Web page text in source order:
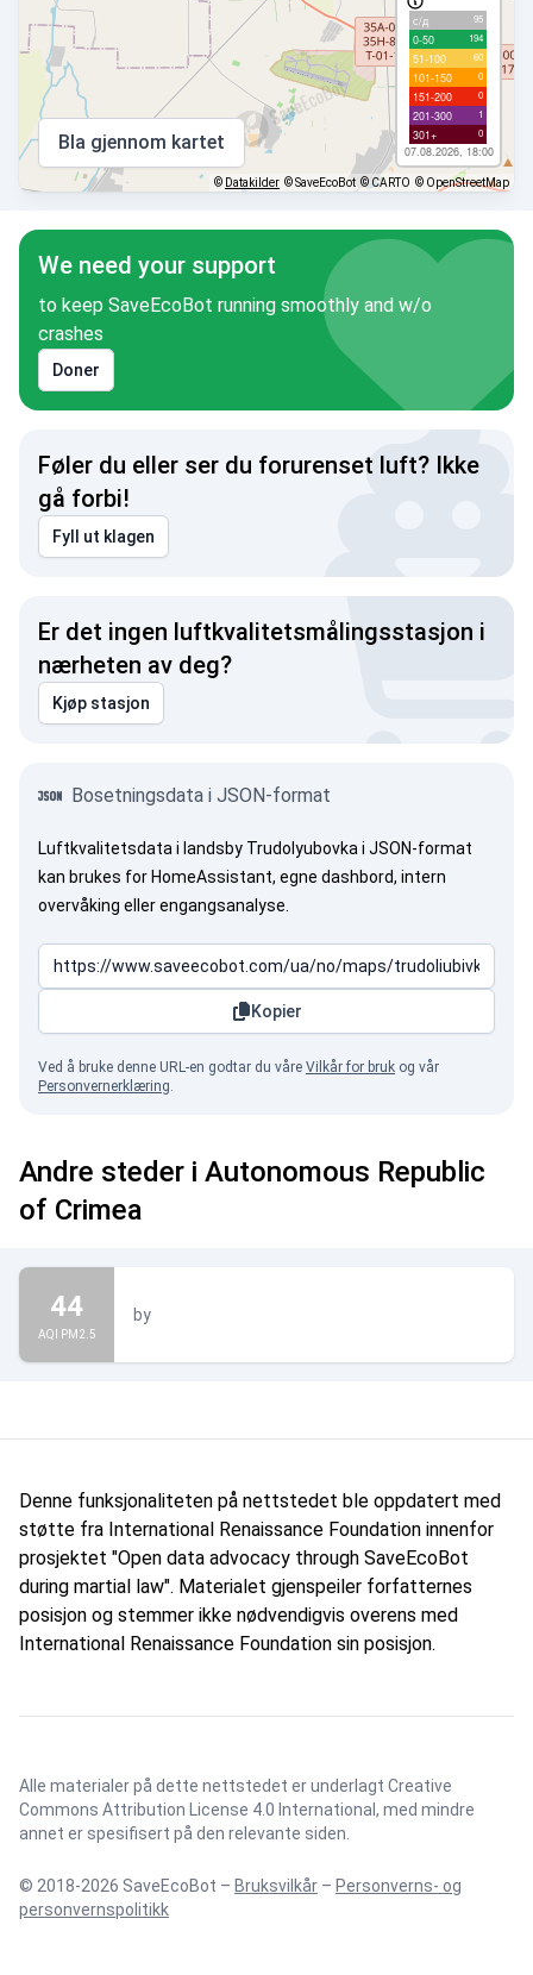
с/д 95
0-50 194
51-100 60
101-150 0
151-200 0
201-300 1
301+ 0
07.08.2026, 18:00
Bla gjennom kartet
© Datakilder © SaveEcoBot © CARTO © OpenStreetMap
We need your support
to keep SaveEcoBot running smoothly and w/o
crashes
Doner
Føler du eller ser du forurenset luft? Ikke
gå forbi!
Fyll ut klagen
Er det ingen luftkvalitetsmålingsstasjon i
nærheten av deg?
Kjøp stasjon
Bosetningsdata i JSON-format
Luftkvalitetsdata i landsby Trudolyubovka i JSON-format
kan brukes for HomeAssistant, egne dashbord, intern
overvåking eller engangsanalyse.
Kopier
Ved å bruke denne URL-en godtar du våre Vilkår for bruk og vår
Personvernerklæring.
Andre steder i Autonomous Republic
of Crimea
44
AQI PM2.5
by
Denne funksjonaliteten på nettstedet ble oppdatert med
støtte fra International Renaissance Foundation innenfor
prosjektet "Open data advocacy through SaveEcoBot
during martial law". Materialet gjenspeiler forfatternes
posisjon og stemmer ikke nødvendigvis overens med
International Renaissance Foundation sin posisjon.
Alle materialer på dette nettstedet er underlagt Creative
Commons Attribution License 4.0 International , med mindre
annet er spesifisert på den relevante siden.
© 2018-2026 SaveEcoBot – Bruksvilkår – Personverns- og
personvernspolitikk